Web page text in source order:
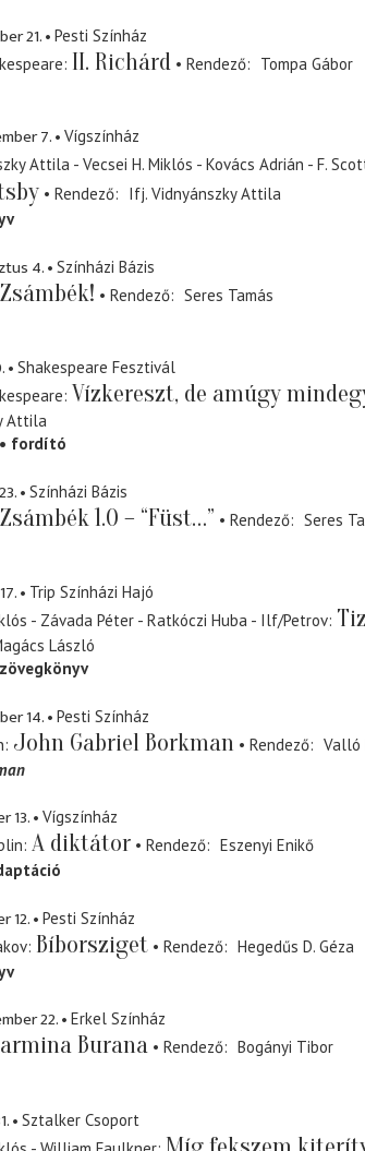
21.
Pesti Színház
II. Richárd Rendező
Tompa Gábor
7.
Vígszínház
Attila - Vecsei H. Miklós - Kovács Adrián - F.
Rendező
Ifj. Vidnyánszky Attila
4. Színházi Bázis
Rendező
Seres Tamás
Shakespeare Fesztivál
Vízkereszt, de amúgy
Attila
fordító
Színházi Bázis
1.0 – “Füst…” Rendező
Seres
Trip Színházi Hajó
- Závada Péter - Ratkóczi Huba - Ilf/Petrov
László
14.
Pesti Színház
John Gabriel Borkman Rendező
Valló
13.
Vígszínház
A diktátor Rendező
Eszenyi Enikő
12.
Pesti Színház
Bíborsziget Rendező
Hegedűs D. Géza
22.
Erkel Színház
Burana Rendező
Bogányi Tibor
Sztalker Csoport